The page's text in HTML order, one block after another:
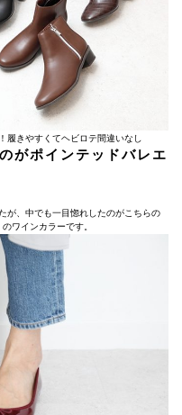
履きやすくてヘビロテ間違いなし
がポインテッドバレエ
が、中でも一目惚れしたのがこちらの
のワインカラーです。